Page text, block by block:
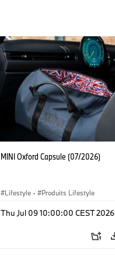
MINI Oxford Capsule (07/2026)
Lifestyle · Produits Lifestyle
Thu Jul 09 10:00:00 CEST 2026